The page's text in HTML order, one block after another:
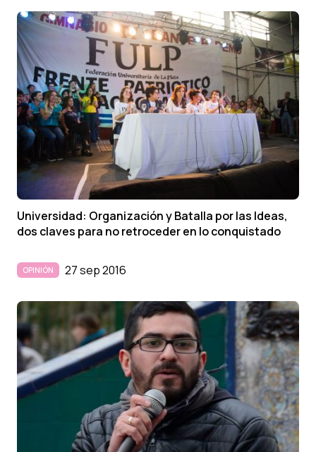
Universidad: Organización y Batalla por las Ideas,
dos claves para no retroceder en lo conquistado
OPINIÓN 27 sep 2016